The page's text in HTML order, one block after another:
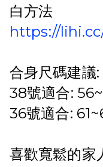
白方法
https://
合身尺碼建議:
38號適合:
36號適合:
喜歡寬鬆的家